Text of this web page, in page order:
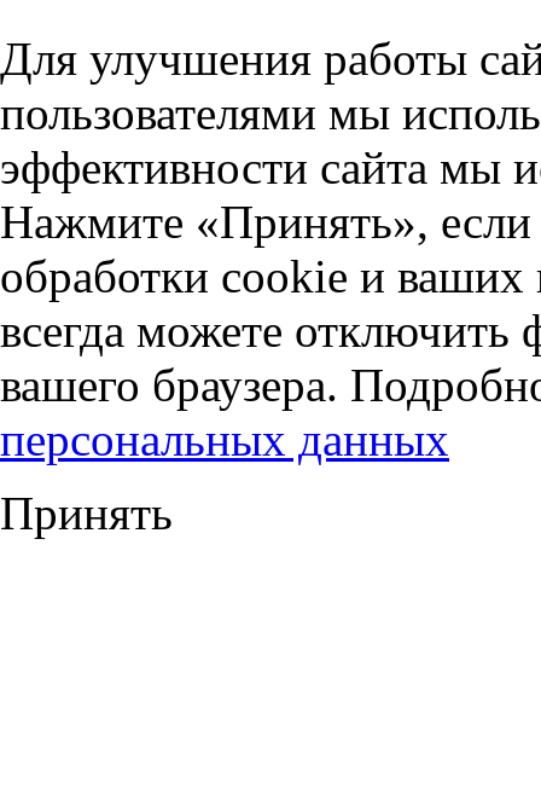
Для улучшения работы
пользователями мы
эффективности сайта мы
Нажмите «Принять», если
обработки cookie и
всегда можете отключить
вашего браузера.
персональных данных
Принять